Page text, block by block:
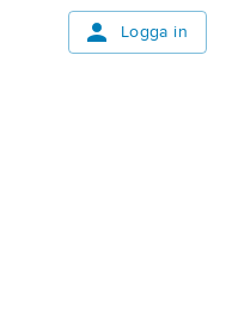
Logga in